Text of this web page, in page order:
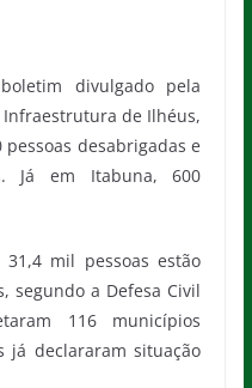
divulgado pela
de Ilhéus,
desabrigadas e
Já em Itabuna, 600
mil pessoas estão
segundo a Defesa Civil
116 municípios
já declararam situação